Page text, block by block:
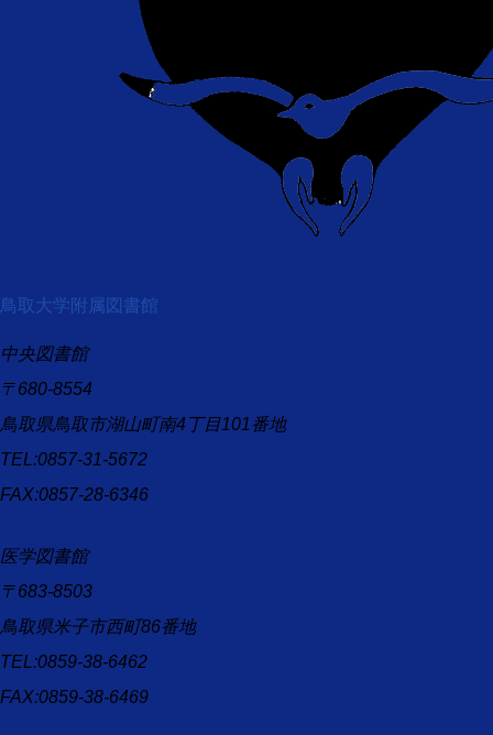
鳥取大学附属図書館
中央図書館
〒680-8554
鳥取県鳥取市湖山町南4丁目101番地
TEL:0857-31-5672
FAX:0857-28-6346
医学図書館
〒683-8503
鳥取県米子市西町86番地
TEL:0859-38-6462
FAX:0859-38-6469